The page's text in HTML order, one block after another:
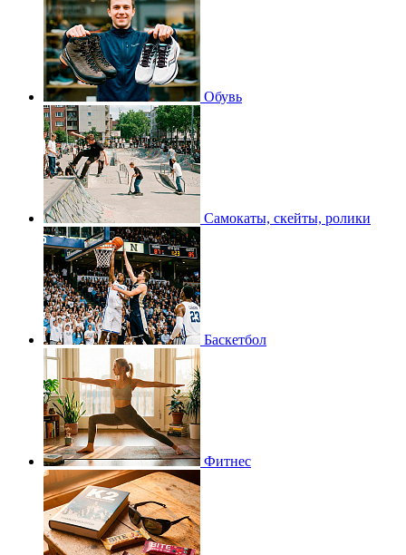
Обувь
Самокаты, скейты, ролики
Баскетбол
Фитнес